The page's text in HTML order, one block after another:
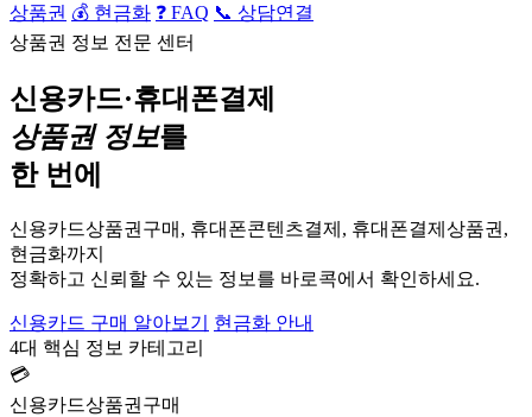
상품권 💰 현금화 ❓ FAQ 📞 상담연결
상품권 정보 전문 센터
신용카드·휴대폰결제
상품권 정보를
한 번에
신용카드상품권구매, 휴대폰콘텐츠결제, 휴대폰결제상품권,
현금화까지
정확하고 신뢰할 수 있는 정보를 바로콕에서 확인하세요.
신용카드 구매 알아보기
현금화 안내
4대 핵심 정보 카테고리
💳
신용카드상품권구매